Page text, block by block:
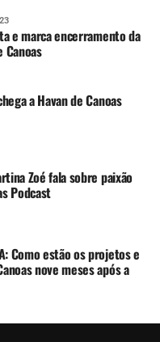
e marca encerramento da
Canoas
a Havan de Canoas
Zoé fala sobre paixão
Podcast
Como estão os projetos e
nove meses após a